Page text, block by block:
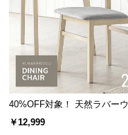
サ
お
知
突板とは
合板などに薄くス
板のこと。無垢材
天然木の風合いを
40%OFF対象！ 天然ラバー
製 ダイニングチェア2脚セット
￥12,999